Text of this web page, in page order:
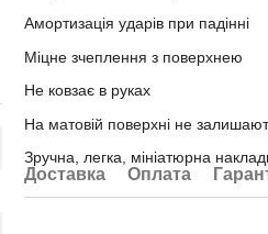
Амортизація ударів при падінні
Міцне зчеплення з поверхнею
Не ковзає в руках
На матовiй поверхні не
Зручна, легка, мініатюрна
Доставка Оплата